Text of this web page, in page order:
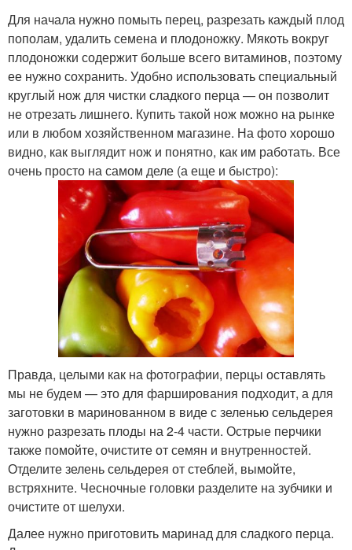
Для начала нужно помыть перец, разрезать каждый плод
пополам, удалить семена и плодоножку. Мякоть вокруг
плодоножки содержит больше всего витаминов, поэтому
ее нужно сохранить. Удобно использовать специальный
круглый нож для чистки сладкого перца — он позволит
не отрезать лишнего. Купить такой нож можно на рынке
или в любом хозяйственном магазине. На фото хорошо
видно, как выглядит нож и понятно, как им работать. Все
очень просто на самом деле (а еще и быстро):
Правда, целыми как на фотографии, перцы оставлять
мы не будем — это для фарширования подходит, а для
заготовки в маринованном в виде с зеленью сельдерея
нужно разрезать плоды на 2-4 части. Острые перчики
также помойте, очистите от семян и внутренностей.
Отделите зелень сельдерея от стеблей, вымойте,
встряхните. Чесночные головки разделите на зубчики и
очистите от шелухи.
Далее нужно приготовить маринад для сладкого перца.